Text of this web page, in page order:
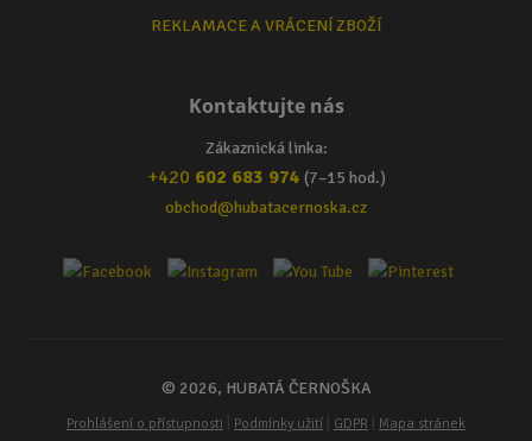
REKLAMACE A VRÁCENÍ ZBOŽÍ
Kontaktujte nás
Zákaznická linka:
+420 602 683 974 (7–15 hod.)
obchod@hubatacernoska.cz
© 2026, HUBATÁ ČERNOŠKA
Prohlášení o přístupnosti Podmínky užití GDPR Mapa stránek